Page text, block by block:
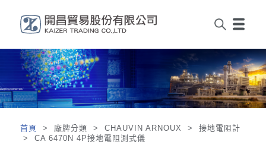
首頁
> 廠牌分類 > CHAUVIN ARNOUX > 接地電阻計
> CA 6470N 4P接地電阻測式儀